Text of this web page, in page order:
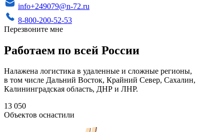
info+249079@n-72.ru
8-800-200-52-53
Перезвоните мне
Работаем по всей России
Налажена логистика в удаленные и сложные регионы,
в том числе Дальний Восток, Крайний Север, Сахалин,
Калининградская область, ДНР и ЛНР.
13 050
Объектов оснастили